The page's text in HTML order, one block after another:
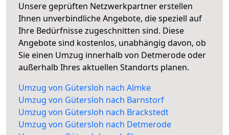
Unsere geprüften Netzwerkpartner erstellen
Ihnen unverbindliche Angebote, die speziell auf
Ihre Bedürfnisse zugeschnitten sind. Diese
Angebote sind kostenlos, unabhängig davon, ob
Sie einen Umzug innerhalb von Detmerode oder
außerhalb Ihres aktuellen Standorts planen.
Umzug von Gütersloh nach Almke
Umzug von Gütersloh nach Barnstorf
Umzug von Gütersloh nach Brackstedt
Umzug von Gütersloh nach Detmerode